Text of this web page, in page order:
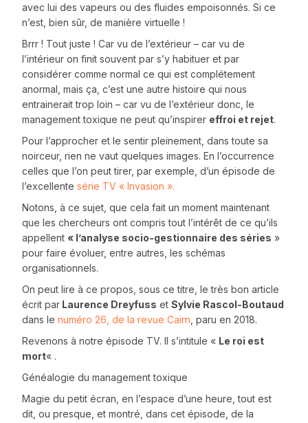
avec lui des vapeurs ou des fluides empoisonnés. Si ce
n’est, bien sûr, de manière virtuelle !
Brrr ! Tout juste ! Car vu de l’extérieur – car vu de
l’intérieur on finit souvent par s’y habituer et par
considérer comme normal ce qui est complétement
anormal, mais ça, c’est une autre histoire qui nous
entrainerait trop loin – car vu de l’extérieur donc, le
management toxique ne peut qu’inspirer effroi et rejet.
Pour l’approcher et le sentir pleinement, dans toute sa
noirceur, rien ne vaut quelques images. En l’occurrence
celles que l’on peut tirer, par exemple, d’un épisode de
l’excellente série TV « Invasion ».
Notons, à ce sujet, que cela fait un moment maintenant
que les chercheurs ont compris tout l’intérêt de ce qu’ils
appellent « l’analyse socio-gestionnaire des séries »
pour faire évoluer, entre autres, les schémas
organisationnels.
On peut lire à ce propos, sous ce titre, le très bon article
écrit parLaurence Dreyfuss et Sylvie Rascol-Boutaud
dans le numéro 26, de la revue Cairn , paru en 2018.
Revenons à notre épisode TV. Il s’intitule « Le roi est
mort« .
Généalogie du management toxique
Magie du petit écran, en l’espace d’une heure, tout est
dit, ou presque, et montré, dans cet épisode, de la